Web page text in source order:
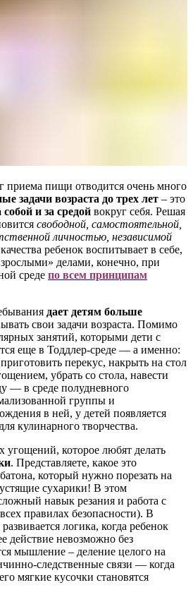
приема пищи отводится очень много
задачи возраста до трех лет – это
и за средой вокруг себя. Решая
свободной, самостоятельной,
личностью, независимой
ребенок воспитывает в себе,
делами, конечно, при
среде по всем принципам
дает детям больше
свои задачи возраста. Помимо
занятий, которыми дети с
еще в Тоддлер-среде — а именно:
перекус, накрыть на стол
убрать со стола, навести
— в среде полудневного
группы и
в ней, у детей появляется
для кулинарного творчества.
которое любят делать
. Представляете, какое это
который нужно порезать на
сухарики! В этом
навык резания и работа с
правилах безопасности). В
логика, когда ребенок
действие невозможно без
мышление – деление целого на
следственные связи — когда
мягкие кусочки становятся